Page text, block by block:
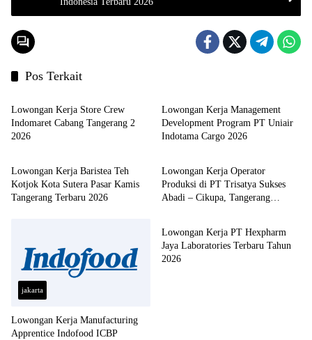
Pos Terkait
LOKER TANGERANG
Lowongan Kerja Store Crew
Indomaret Cabang Tangerang 2
2026
Lowongan Kerja Management
Development Program PT Uniair
Indotama Cargo 2026
LOKER TANGERANG
Lowongan Kerja Baristea Teh
Kotjok Kota Sutera Pasar Kamis
Tangerang Terbaru 2026
LOKER TANGERANG
Lowongan Kerja Operator
Produksi di PT Trisatya Sukses
Abadi – Cikupa, Tangerang
jakarta
Lowongan Kerja Manufacturing
Apprentice Indofood ICBP
JABODETABEK
Lowongan Kerja PT Hexpharm
Jaya Laboratories Terbaru Tahun
2026